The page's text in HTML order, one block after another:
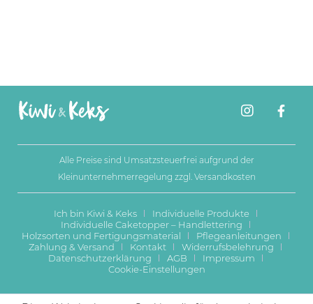
Alle Preise sind Umsatzsteuerfrei aufgrund der
Kleinunternehmerregelung zzgl. Versandkosten
Ich bin Kiwi & Keks
Individuelle Produkte
Individuelle Caketopper – Handlettering
Holzsorten und Fertigungsmaterial
Pflegeanleitungen
Zahlung & Versand
Kontakt
Widerrufsbelehrung
Datenschutzerklärung
AGB
Impressum
Cookie-Einstellungen